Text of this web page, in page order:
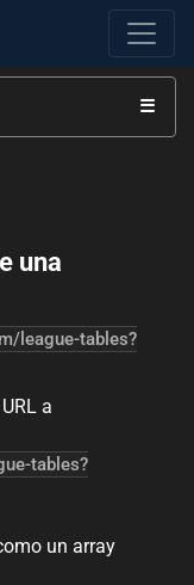
☰
una
league-tables?
a
tables?
un array